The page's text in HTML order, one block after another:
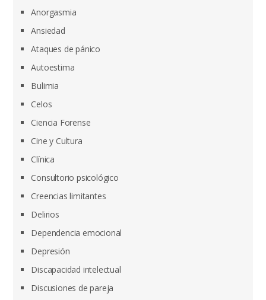
Anorgasmia
Ansiedad
Ataques de pánico
Autoestima
Bulimia
Celos
Ciencia Forense
Cine y Cultura
Clínica
Consultorio psicológico
Creencias limitantes
Delirios
Dependencia emocional
Depresión
Discapacidad intelectual
Discusiones de pareja